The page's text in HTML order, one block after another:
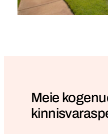
Meie